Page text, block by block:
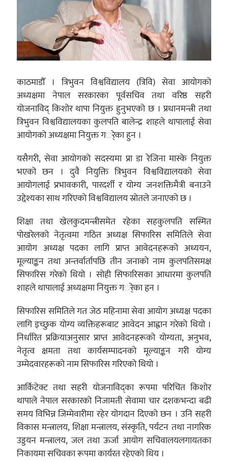
काठमाडौँ । त्रिभुवन विश्वविद्यालय (त्रिवि) सेवा आयोगको
अध्यक्षमा नेपाल सरकारका पूर्वसचिव तथा वरिष्ठ सहरी
योजनाविद् किशोर थापा नियुक्त हुनुभएको छ । प्रधानमन्त्री तथा
त्रिभुवन विश्वविद्यालयका कुलपति बालेन्द्र शाहले थापालाई सेवा
आयोगको अध्यक्षमा नियुक्त गर्ेका हुन ।
यसैगरी, सेवा आयोगको सदस्यमा प्रा डा रेजिना मास्के नियुक्त
भएको छन । दुवै नियुक्ति त्रिभुवन विश्वविद्यालयको सेवा
आयोगलाई प्रभावकारी, पारदर्शी र योग्य जनशक्तिमैत्री बनाउने
उद्देश्यका साथ गरिएको विश्वविद्यालय स्रोतले जनाएको छ ।
शिक्षा तथा खेलकुदमन्त्रीसमेत रहेका सहकुलपति सस्मित
पोखरेलको नेतृत्वमा गठित अध्यक्ष सिफारिस समितिले सेवा
आयोग अध्यक्ष पदका लागि प्राप्त आवेदनहरूको अध्ययन,
मूल्याङ्कन तथा अन्तर्वार्तापछि तीन जनाको नाम कुलपतिसमक्ष
सिफारिस गरेको थियो । सोही सिफारिसका आधारमा कुलपति
शाहले थापालाई अध्यक्षमा नियुक्त गर्ेका हृन ।
सिफारिस समितिले गत जेठ महिनामा सेवा आयोग अध्यक्ष पदका
लागि इच्छुक योग्य व्यक्तिहरूबाट आवेदन आह्वान गरेको थियो ।
निर्धारित प्रक्रियाअनुसार प्राप्त आवेदनहरूको योग्यता, अनुभव,
नेतृत्व क्षमता तथा कार्यसम्पादनको मूल्याङ्कन गरी योग्य
उम्मेदवारहरूको नाम सिफारिस गरिएको थियो ।
आर्किटेक्ट तथा सहरी योजनाविद्का रूपमा परिचित किशोर
थापाले नेपाल सरकारको निजामती सेवामा चार दशकभन्दा बढी
समय विभिन्न जिम्मेवारीमा रहेर योगदान दिएको छन । उनि सहरी
विकास मन्त्रालय, शिक्षा मन्त्रालय, संस्कृति, पर्यटन तथा नागरिक
उड्डयन मन्त्रालय, जल तथा ऊर्जा आयोग सचिवालयलगायतका
निकायमा सचिवका रूपमा कार्यरत रहेएको थिय ।